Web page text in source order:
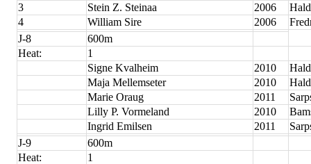
3
Stein Z. Steinaa 2006
4
William Sire 2006
J-8
600m
Heat:
1
Signe Kvalheim
2010
Maja Mellemseter
2010
Marie Oraug
2011
Lilly P. Vormeland
2010
Ingrid Emilsen
2011
J-9
600m
Heat:
1